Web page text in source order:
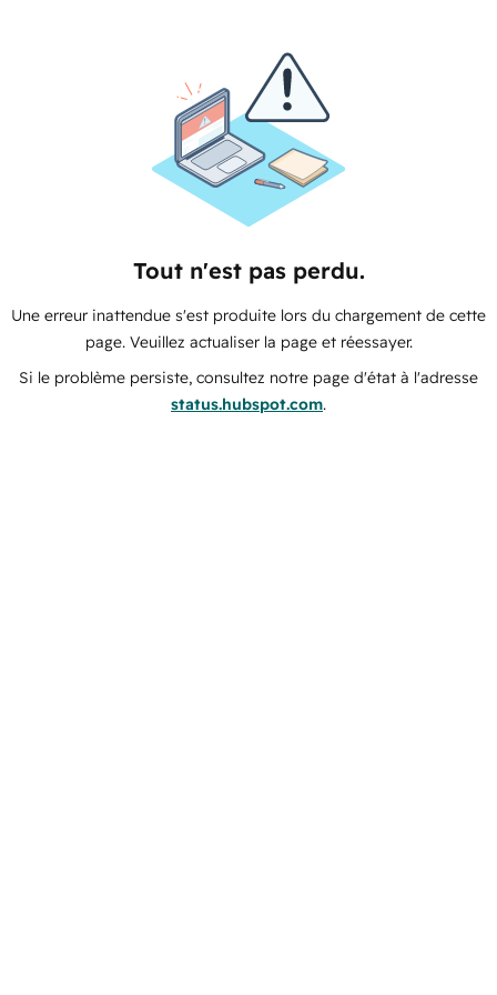
Tout n'est pas perdu.
Une erreur inattendue s'est produite lors du chargement de cette
page. Veuillez actualiser la page et réessayer.
Si le problème persiste, consultez notre page d'état à l'adresse
status.hubspot.com.